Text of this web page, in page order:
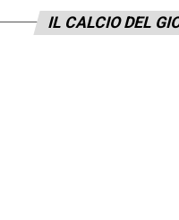
IL CALCIO DEL